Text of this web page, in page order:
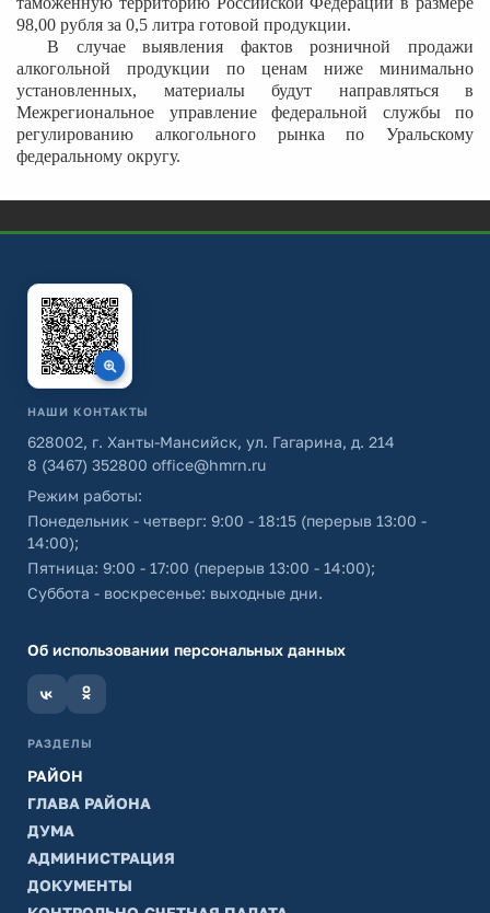
98,00 рубля за 0,5 литра готовой продукции.
В случае выявления фактов розничной продажи
алкогольной продукции по ценам ниже минимально
установленных, материалы будут направляться в
Межрегиональное управление федеральной службы по
регулированию алкогольного рынка по Уральскому
федеральному округу.
НАШИ КОНТАКТЫ
628002, г. Ханты-Мансийск, ул. Гагарина, д. 214
8 (3467) 352800 office@hmrn.ru
Режим работы:
Понедельник - четверг: 9:00 - 18:15 (перерыв 13:00 -
14:00);
Пятница: 9:00 - 17:00 (перерыв 13:00 - 14:00);
Суббота - воскресенье: выходные дни.
Об использовании персональных данных
РАЗДЕЛЫ
РАЙОН
ГЛАВА РАЙОНА
ДУМА
АДМИНИСТРАЦИЯ
ДОКУМЕНТЫ